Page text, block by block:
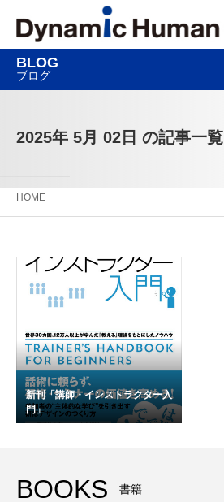
BLOG
ブログ
2025年 5月 02日 の記事一覧
HOME
新刊「講師・インストラクター入
門」
BOOKS 書籍